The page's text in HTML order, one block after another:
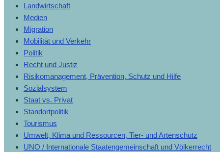
Landwirtschaft
Medien
Migration
Mobilität und Verkehr
Politik
Recht und Justiz
Risikomanagement, Prävention, Schutz und Hilfe
Sozialsystem
Staat vs. Privat
Standortpolitik
Tourismus
Umwelt, Klima und Ressourcen, Tier- und Artenschutz
UNO / Internationale Staatengemeinschaft und Völkerrecht